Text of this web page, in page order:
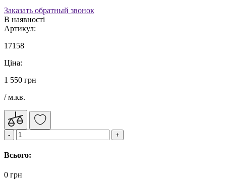
Заказать обратный звонок
В наявності
Артикул:
17158
Ціна:
1 550 грн
/ м.кв.
Всього:
0 грн